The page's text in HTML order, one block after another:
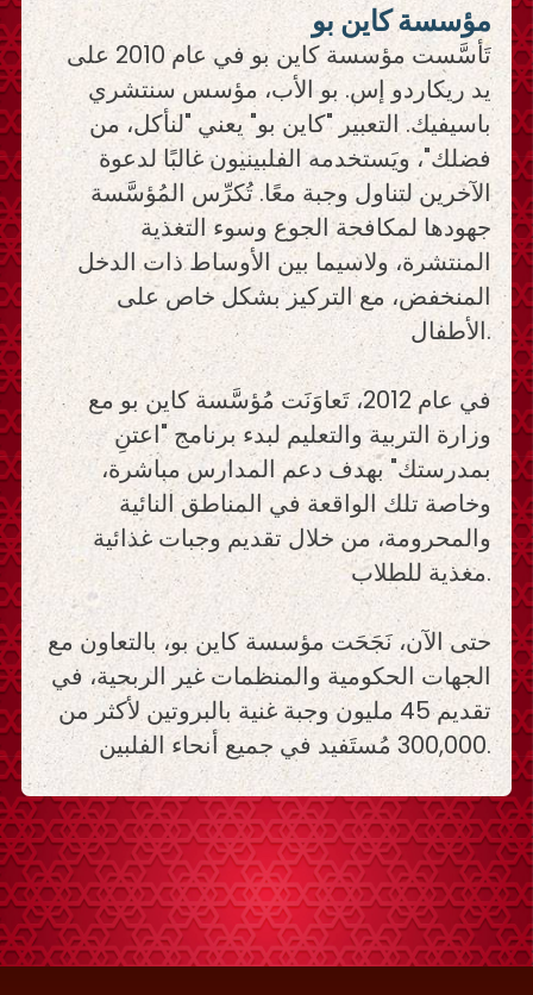
مؤسسة كاين بو
تَأسَّست مؤسسة كاين بو في عام 2010 على
يد ريكاردو إس. بو الأب، مؤسس سنتشري
باسيفيك. التعبير "كاين بو" يعني "لنأكل، من
فضلك"، ويَستخدمه الفلبينيون غالبًا لدعوة
الآخرين لتناول وجبة معًا. تُكرِّس المُؤسَّسة
جهودها لمكافحة الجوع وسوء التغذية
المنتشرة، ولاسيما بين الأوساط ذات الدخل
المنخفض، مع التركيز بشكل خاص على
الأطفال.
في عام 2012، تَعاوَنَت مُؤسَّسة كاين بو مع
وزارة التربية والتعليم لبدء برنامج "اعتنِ
بمدرستك" بهدف دعم المدارس مباشرة،
وخاصة تلك الواقعة في المناطق النائية
والمحرومة، من خلال تقديم وجبات غذائية
مغذية للطلاب.
حتى الآن، نَجَحَت مؤسسة كاين بو، بالتعاون مع
الجهات الحكومية والمنظمات غير الربحية، في
تقديم 45 مليون وجبة غنية بالبروتين لأكثر من
300,000 مُستَفيد في جميع أنحاء الفلبين.